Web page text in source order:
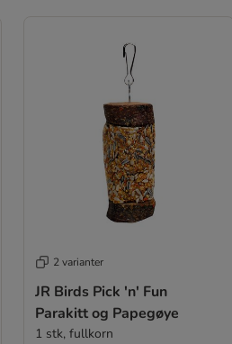
2 varianter
JR Birds Pick 'n' Fun
Parakitt og Papegøye
1 stk, fullkorn